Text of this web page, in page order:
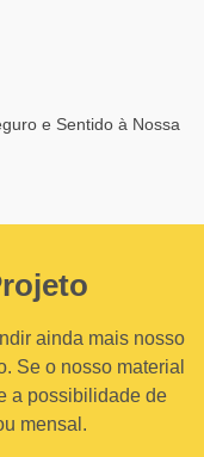
e Sentido à Nossa
ainda mais nosso
Se o nosso material
a possibilidade de
mensal.